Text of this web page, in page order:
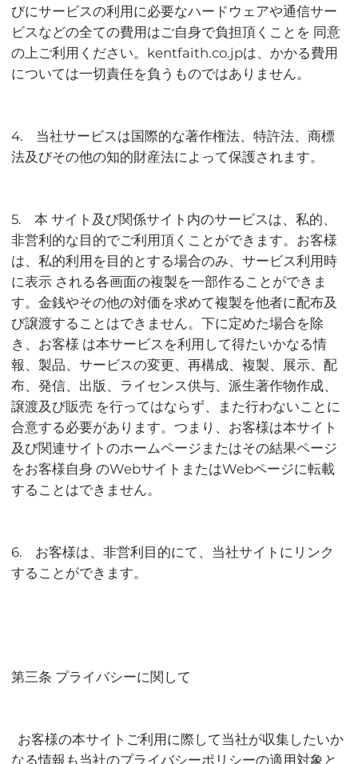
びにサービスの利用に必要なハードウェアや通信サー
ビスなどの全ての費用はご自身で負担頂くことを 同意
の上ご利用ください。kentfaith.co.jpは、かかる費用
については一切責任を負うものではありません。
4. 当社サービスは国際的な著作権法、特許法、商標
法及びその他の知的財産法によって保護されます。
5. 本 サイト及び関係サイト内のサービスは、私的、
非営利的な目的でご利用頂くことができます。お客様
は、私的利用を目的とする場合のみ、サービス利用時
に表示 される各画面の複製を一部作ることができま
す。金銭やその他の対価を求めて複製を他者に配布及
び譲渡することはできません。下に定めた場合を除
き、お客様 は本サービスを利用して得たいかなる情
報、製品、サービスの変更、再構成、複製、展示、配
布、発信、出版、ライセンス供与、派生著作物作成、
譲渡及び販売 を行ってはならず、また行わないことに
合意する必要があります。つまり、お客様は本サイト
及び関連サイトのホームページまたはその結果ページ
をお客様自身 のWebサイトまたはWebページに転載
することはできません。
6. お客様は、非営利目的にて、当社サイトにリンク
することができます。
第三条 プライバシーに関して
お客様の本サイトご利用に際して当社が収集したいか
なる情報も当社のプライバシーポリシーの適用対象と